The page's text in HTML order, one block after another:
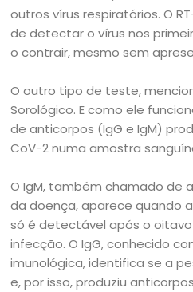
outros vírus respiratórios. O
de detectar o vírus nos
o contrair, mesmo sem
O outro tipo de teste,
Sorológico. E como ele
de anticorpos (IgG e IgM)
CoV-2 numa amostra
O IgM, também chamado de
da doença, aparece quando
só é detectável após o
infecção. O IgG, conhecido
imunológica, identifica se a
e, por isso, produziu